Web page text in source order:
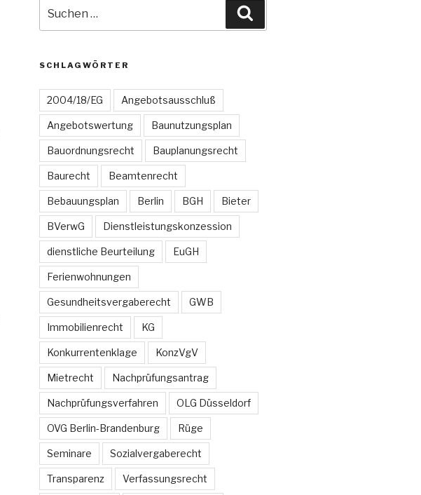
nach:
SCHLAGWÖRTER
2004/18/EG Angebotsausschluß
Angebotswertung Baunutzungsplan
Bauordnungsrecht Bauplanungsrecht
Baurecht Beamtenrecht
Bebauungsplan Berlin BGH Bieter
BVerwG Dienstleistungskonzession
dienstliche Beurteilung EuGH
Ferienwohnungen
Gesundheitsvergaberecht GWB
Immobilienrecht KG
Konkurrentenklage KonzVgV
Mietrecht Nachprüfungsantrag
Nachprüfungsverfahren OLG Düsseldorf
OVG Berlin-Brandenburg Rüge
Seminare Sozialvergaberecht
Transparenz Verfassungsrecht